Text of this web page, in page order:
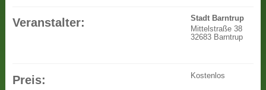
Veranstalter:
Stadt Barntrup
Mittelstraße 38
32683 Barntrup
Preis: Kostenlos